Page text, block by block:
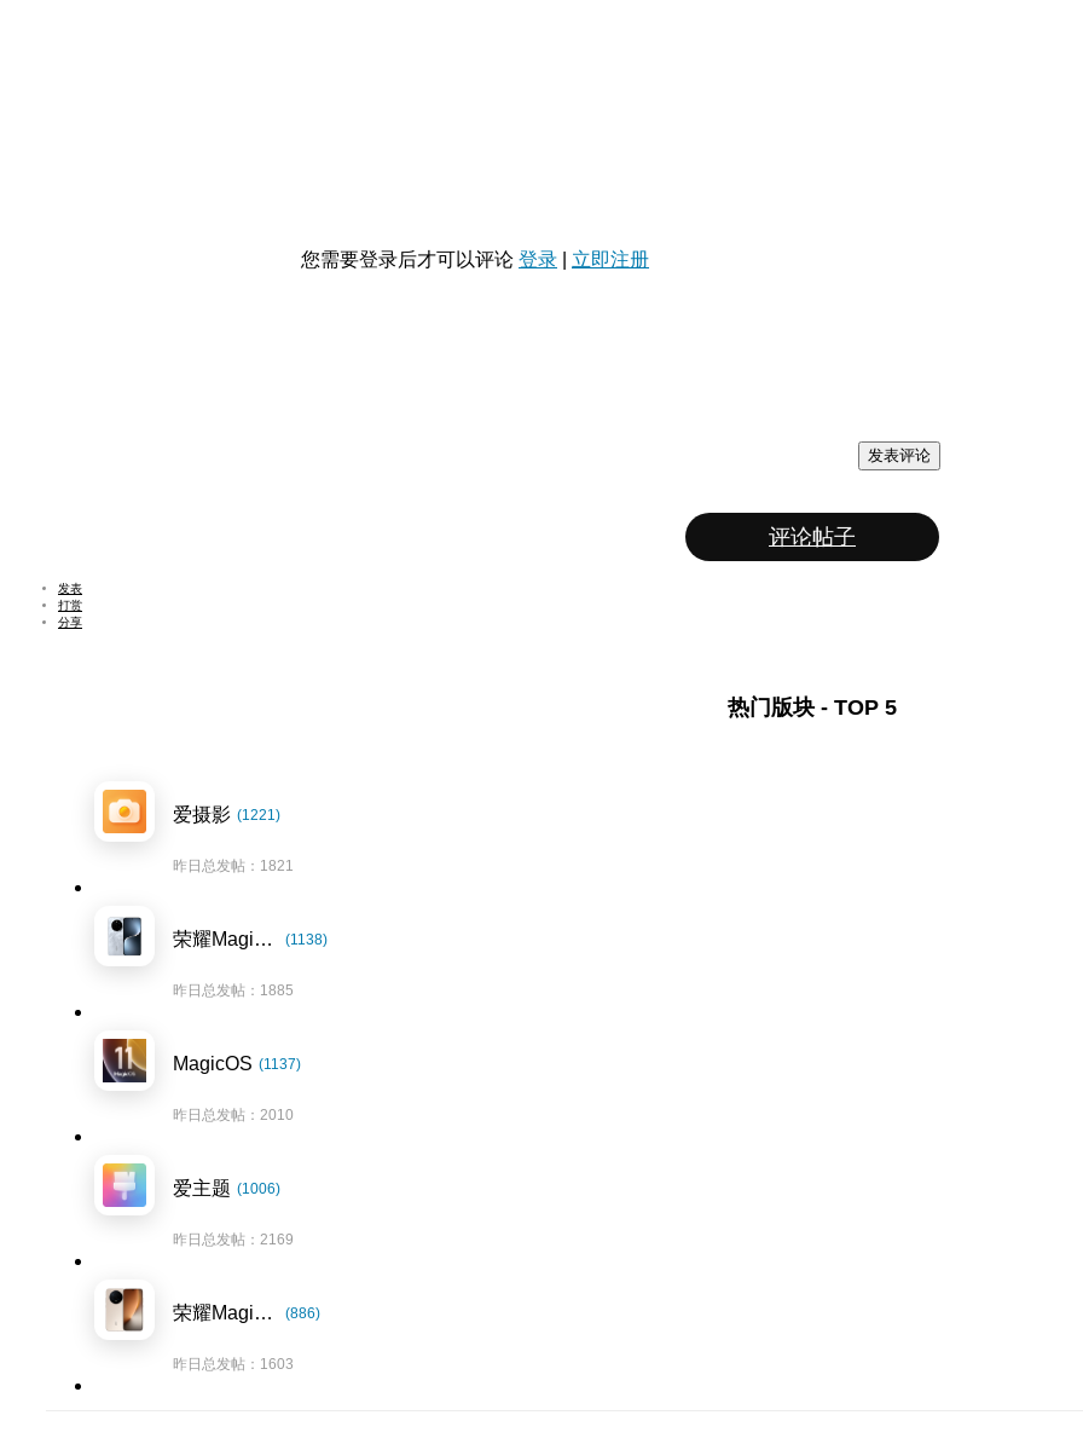
您需要登录后才可以评论 登录 立即注册
发表评论
评论帖子
发表
打赏
分享
热门版块 - TOP 5
爱摄影 (1221)
昨日总发帖：1821
荣耀Magic7系列 (1138)
昨日总发帖：1885
MagicOS (1137)
昨日总发帖：2010
爱主题 (1006)
昨日总发帖：2169
荣耀Magic8系列 (886)
昨日总发帖：1603